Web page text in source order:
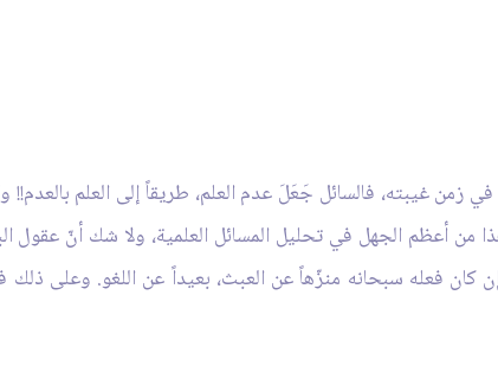
غيبته، فالسائل جَعَلَ عدم العلم، طريقاً إلى العلم بالعدم!!
من أعظم الجهل في تحليل المسائل العلمية، ولا شك أنّ عقول
كان فعله سبحانه منزّهاً عن العبث، بعيداً عن اللغو. وعلى ذلك